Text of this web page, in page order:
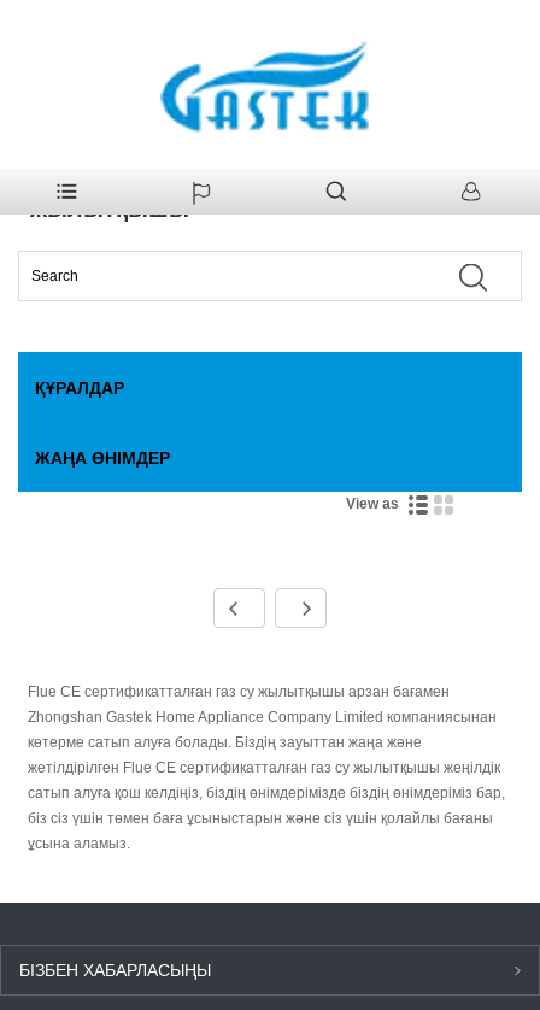
Flue CE сертификатталған
жылытқышы
ҚҰРАЛДАР
ЖАҢА ӨНІМДЕР
View as
Flue CE сертификатталған газ су жылытқышы арзан бағамен
Zhongshan Gastek Home Appliance Company Limited компаниясынан
көтерме сатып алуға болады. Біздің зауыттан жаңа және
жетілдірілген Flue CE сертификатталған газ су жылытқышы жеңілдік
сатып алуға қош келдіңіз, біздің өнімдерімізде біздің өнімдеріміз бар,
біз сіз үшін төмен баға ұсыныстарын және сіз үшін қолайлы бағаны
ұсына аламыз.
БІЗБЕН ХАБАРЛАСЫҢЫ